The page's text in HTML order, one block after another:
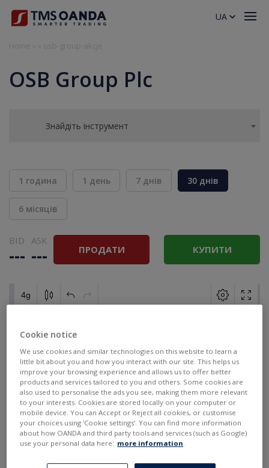
OSB Group Plc
Знайдіть інструмент
1 година 1 день 7 днів 30 днів
6 місяців
BID
---
ASK
--- ПРОДАТИ КУПИТИ
UA
Cookie notice
We use cookies and similar technologies on this website to learn a
little bit about you and how you interact with our site. This helps us
improve your browsing experience and allows us to offer better
products and services tailored to you and others. Some cookies are
also used to personalise the ads you see, making them more relevant
to your interests. Cookies are stored locally on your computer or
mobile device. You can Accept or Reject all cookies, or customise
your choices using ‘Cookie settings’. You can find more information
about how OANDA and third party tools and services (such as Google)
use your personal data here: more information.